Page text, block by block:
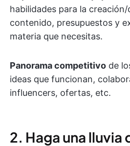
habilidades para la
contenido, presupuestos y
materia que necesitas.
Panorama competitivo de
ideas que funcionan,
influencers, ofertas, etc.
2. Haga una lluvia